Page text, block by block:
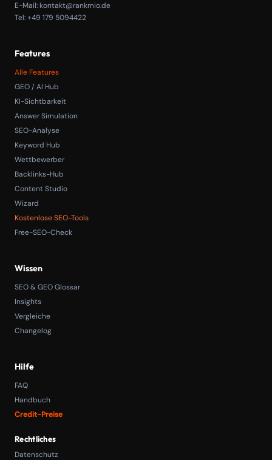
E-Mail:kontakt@rankmio.de
Tel: +49 179 5094422
Features
Alle Features
GEO / AI Hub
KI-Sichtbarkeit
Answer Simulation
SEO-Analyse
Keyword Hub
Wettbewerber
Backlinks-Hub
Content Studio
Wizard
Kostenlose SEO-Tools
Free-SEO-Check
Wissen
SEO & GEO Glossar
Insights
Vergleiche
Changelog
Hilfe
FAQ
Handbuch
Credit-Preise
Rechtliches
Datenschutz